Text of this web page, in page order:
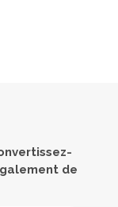
de